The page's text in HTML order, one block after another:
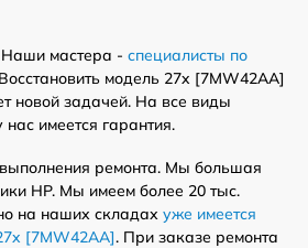
мастера - специалисты по
модель 27x [7MW42AA]
новой задачей. На все виды
имеется гарантия.
ремонта. Мы большая
HP. Мы имеем более 20 тыс.
на наших складах уже имеется
[7MW42AA]. При заказе ремонта